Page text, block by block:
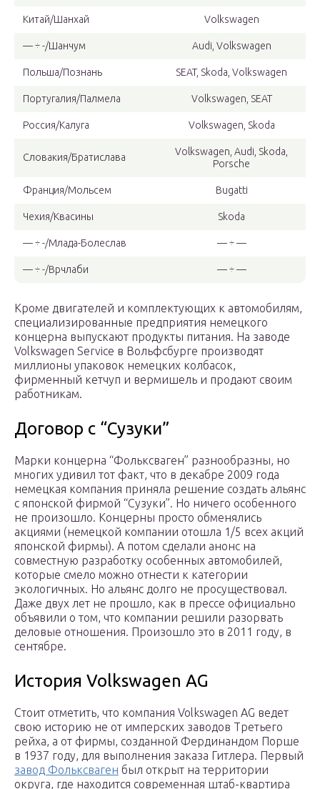
Китай/Шанхай Volkswagen
— ÷ -/Шанчум Audi, Volkswagen
Польша/Познань SEAT, Skoda, Volkswagen
Португалия/Палмела Volkswagen, SEAT
Россия/Калуга Volkswagen, Skoda
Словакия/Братислава
Volkswagen, Audi, Skoda,
Porsche
Франция/Мольсем Bugatti
Чехия/Квасины Skoda
— ÷ -/Млада-Болеслав — ÷ —
— ÷ -/Врчлаби — ÷ —
Кроме двигателей и комплектующих к автомобилям,
специализированные предприятия немецкого
концерна выпускают продукты питания. На заводе
Volkswagen Service в Вольфсбурге производят
миллионы упаковок немецких колбасок,
фирменный кетчуп и вермишель и продают своим
работникам.
Договор с “Сузуки”
Марки концерна “Фольксваген” разнообразны, но
многих удивил тот факт, что в декабре 2009 года
немецкая компания приняла решение создать альянс
с японской фирмой “Сузуки”. Но ничего особенного
не произошло. Концерны просто обменялись
акциями (немецкой компании отошла 1/5 всех акций
японской фирмы). А потом сделали анонс на
совместную разработку особенных автомобилей,
которые смело можно отнести к категории
экологичных. Но альянс долго не просуществовал.
Даже двух лет не прошло, как в прессе официально
объявили о том, что компании решили разорвать
деловые отношения. Произошло это в 2011 году, в
сентябре.
История Volkswagen AG
Стоит отметить, что компания Volkswagen AG ведет
свою историю не от имперских заводов Третьего
рейха, а от фирмы, созданной Фердинандом Порше
в 1937 году, для выполнения заказа Гитлера. Первый
завод Фольксваген был открыт на территории
округа, где находится современная штаб-квартира